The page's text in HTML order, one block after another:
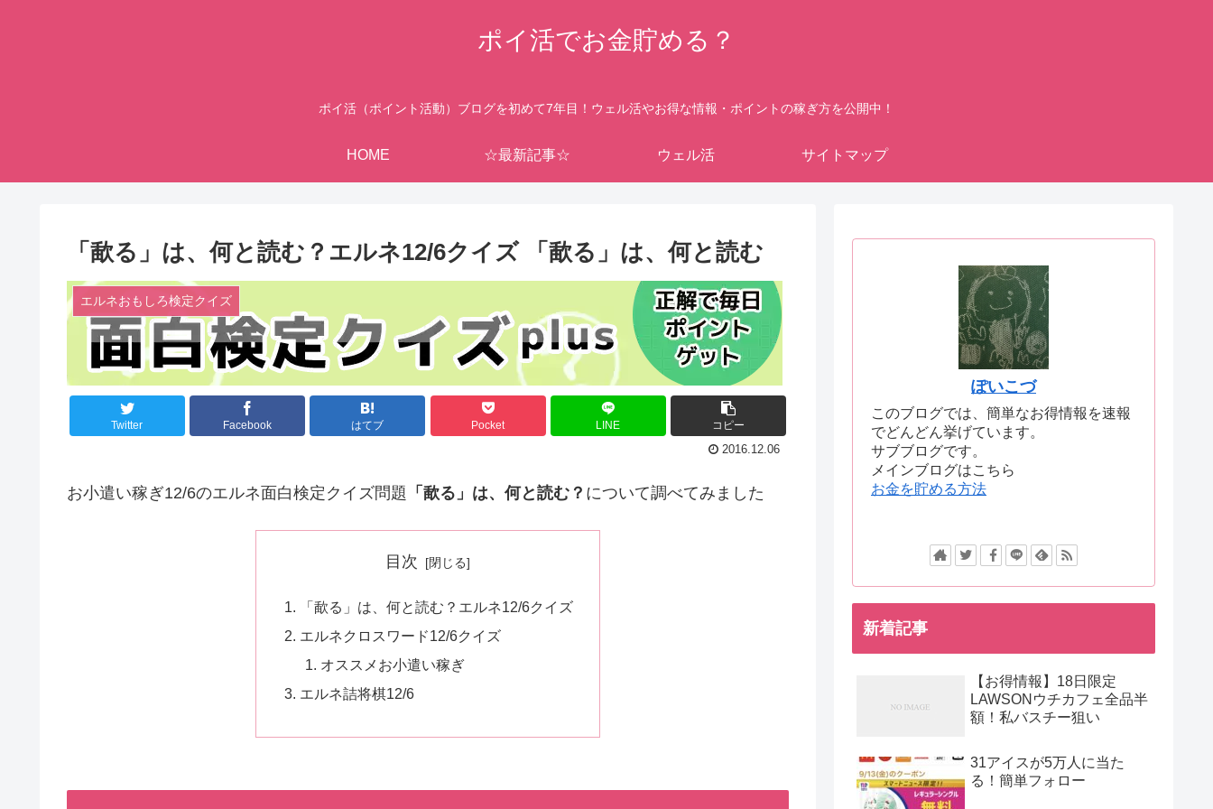
ポイ活でお金貯める？
ポイ活（ポイント活動）ブログを初めて7年目！ウェル活やお得な情報・ポイントの稼ぎ方を公開中！
HOME ☆最新記事☆ ウェル活 サイトマップ
「歃る」は、何と読む？エルネ12/6クイズ 「歃る」は、何と読む
エルネおもしろ検定クイズ
Twitter Facebook はてブ Pocket LINE
コピー
2016.12.06
お小遣い稼ぎ12/6のエルネ面白検定クイズ問題 「歃る」は、何と読む？ について調べてみました
目次
「歃る」は、何と読む？エルネ12/6クイズ
エルネクロスワード12/6クイズ
オススメお小遣い稼ぎ
エルネ詰将棋12/6
ぽいこづ
このブログでは、簡単なお得情報を速報
でどんどん挙げています。
サブブログです。
メインブログはこちら
お金を貯める方法
新着記事
【お得情報】18日限定
LAWSONウチカフェ全品半
額！私バスチー狙い
31アイスが5万人に当た
る！簡単フォロー